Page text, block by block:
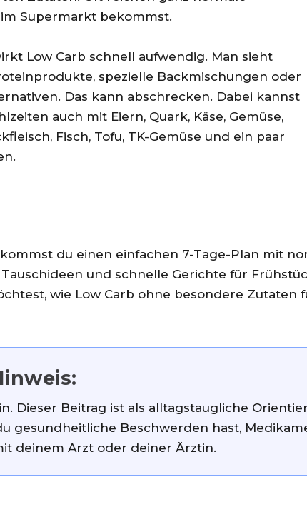
Supermarkt bekommst.
Low Carb schnell aufwendig. Man sieht
spezielle Backmischungen oder
Das kann abschrecken. Dabei kannst
auch mit Eiern, Quark, Käse, Gemüse,
Fisch, Tofu, TK-Gemüse und ein paar
du einen einfachen 7-Tage-Plan mit
Tauschideen und schnelle Gerichte für
wie Low Carb ohne besondere Zutaten
Dieser Beitrag ist als alltagstaugliche
gesundheitliche Beschwerden hast,
deinem Arzt oder deiner Ärztin.